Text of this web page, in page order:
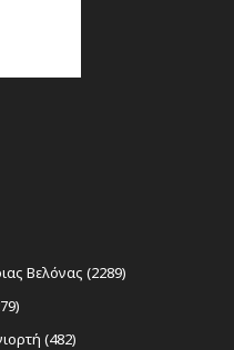
Βελόνας (2289)
(482)